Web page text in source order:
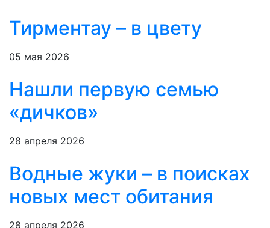
Тирментау – в цвету
05 мая 2026
Нашли первую семью
«дичков»
28 апреля 2026
Водные жуки – в поисках
новых мест обитания
28 апреля 2026